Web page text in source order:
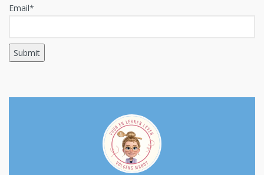
Email*